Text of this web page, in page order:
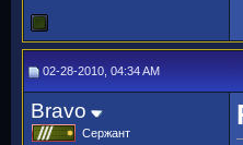
02-28-2010, 04:34 AM
Bravo
Сержант